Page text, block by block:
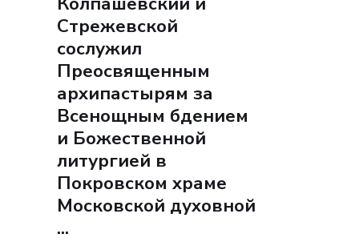
Стрежевской
сослужил
Преосвященным
архипастырям за
Всенощным бдением
и Божественной
литургией в
Покровском храме
Московской духовной
...